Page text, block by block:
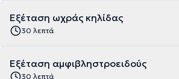
Εξέταση ωχράς κηλίδας
30 λεπτά
Εξέταση αμφιβληστροειδούς
30 λεπτά